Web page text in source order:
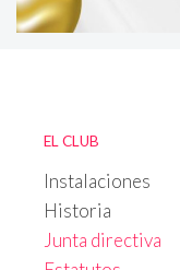
EL CLUB
Instalaciones
Historia
Junta directiva